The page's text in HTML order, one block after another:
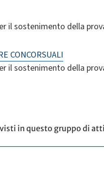
il sostenimento della
CONCORSUALI
il sostenimento della
in questo gruppo di